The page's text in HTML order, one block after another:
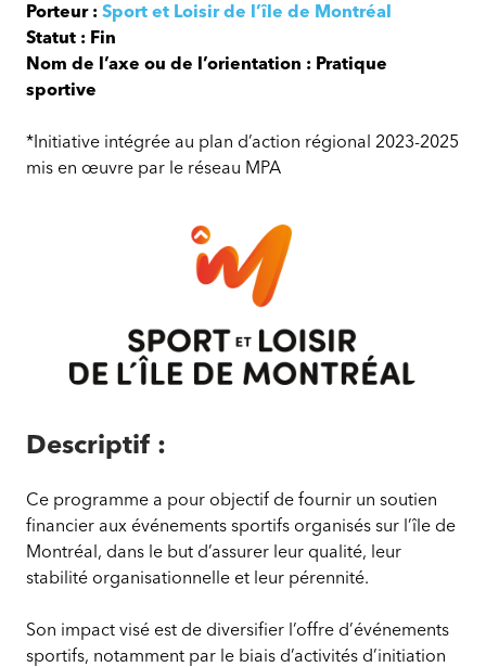
Porteur : Sport et Loisir de l’île de Montréal
Statut : Fin
Nom de l’axe ou de l’orientation : Pratique
sportive
*Initiative intégrée au plan d’action régional 2023-2025
mis en œuvre par le réseau MPA
soutien
l’organisation
d’événements
sportifs
Descriptif :
Ce programme a pour objectif de fournir un soutien
financier aux événements sportifs organisés sur l’île de
Montréal, dans le but d’assurer leur qualité, leur
stabilité organisationnelle et leur pérennité.
Son impact visé est de diversifier l’offre d’événements
sportifs, notamment par le biais d’activités d’initiation